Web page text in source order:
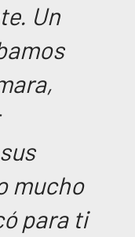
Un
mucho
para ti